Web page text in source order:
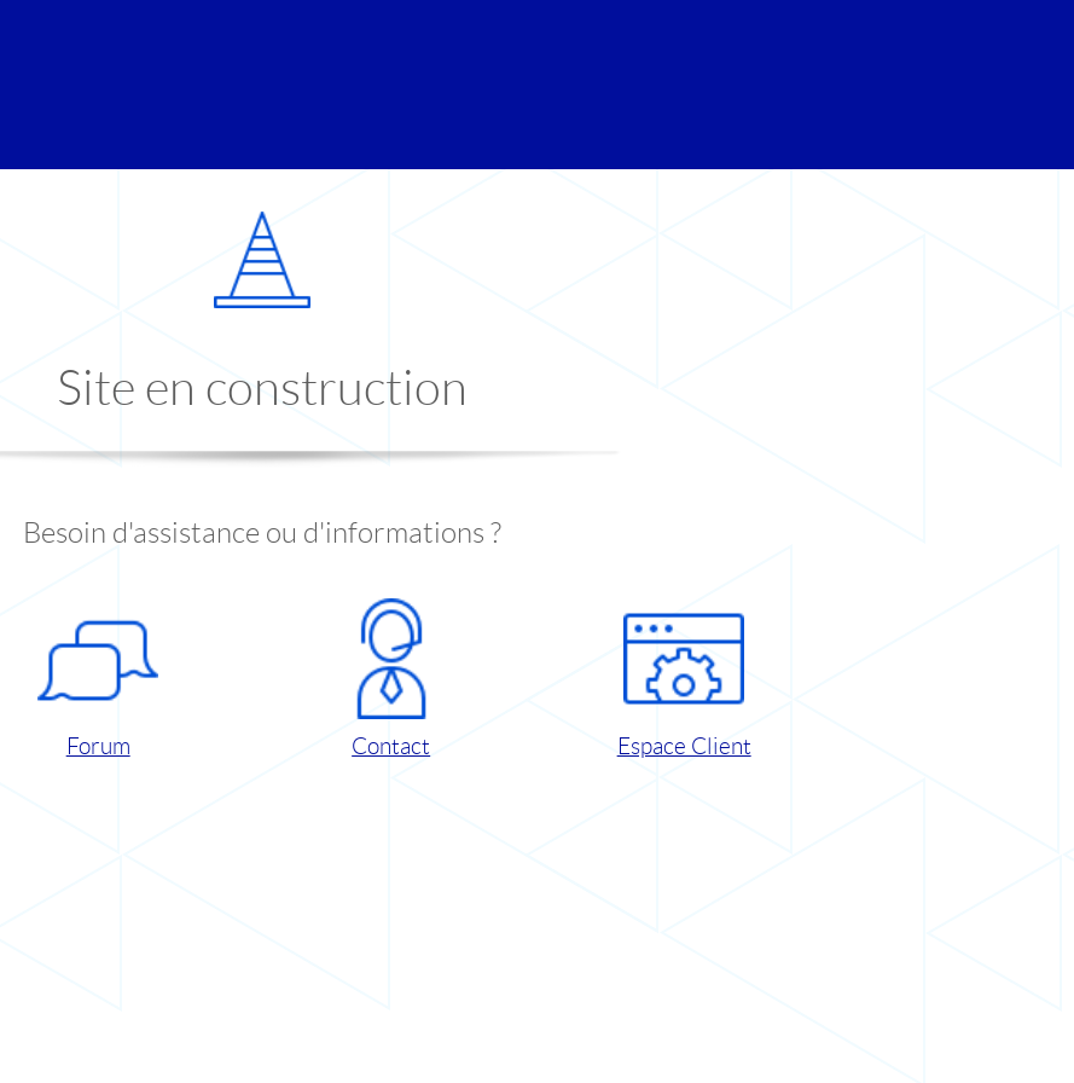
Site en construction
Besoin d'assistance ou d'informations ?
Forum Contact Espace Client